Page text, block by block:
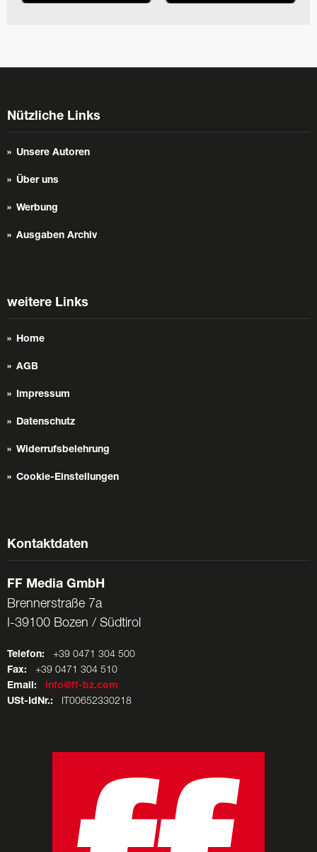
Nützliche Links
Unsere Autoren
Über uns
Werbung
Ausgaben Archiv
weitere Links
Home
AGB
Impressum
Datenschutz
Widerrufsbelehrung
Cookie-Einstellungen
Kontaktdaten
FF Media GmbH
Brennerstraße 7a
I-39100 Bozen / Südtirol
Telefon: +39 0471 304 500
Fax: +39 0471 304 510
Email:
info@ff-bz.com
USt-IdNr.: IT00652330218